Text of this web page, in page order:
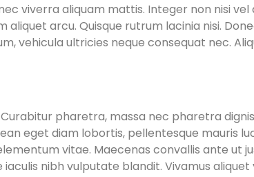
viverra aliquam mattis. Integer non nisi
arcu. Quisque rutrum lacinia nisi.
vehicula ultricies neque consequat nec.
pharetra, massa nec pharetra
eget diam lobortis, pellentesque mauris
vitae. Maecenas convallis ante ut
nibh vulputate blandit. Vivamus